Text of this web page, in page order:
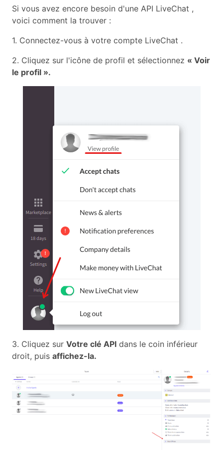
Si vous avez encore besoin d'une API LiveChat ,
voici comment la trouver :
1. Connectez-vous à votre compte LiveChat .
2. Cliquez sur l'icône de profil et sélectionnez « Voir
le profil ».
3. Cliquez sur Votre clé API dans le coin inférieur
droit, puis affichez-la.